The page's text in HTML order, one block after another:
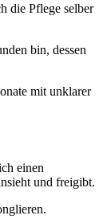
die Pflege selber
bin, dessen
mit unklarer
einen
und freigibt.
.